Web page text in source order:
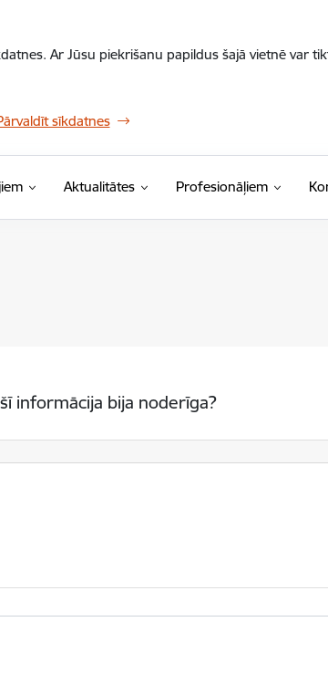
Ar Jūsu piekrišanu papildus šajā vietnē var
sīkdatnes
Aktualitātes Profesionāļiem
informācija bija noderīga?